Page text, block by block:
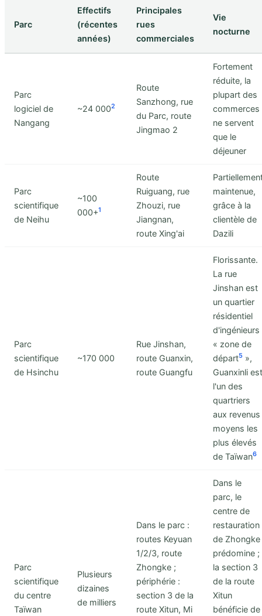
Parc
Effectifs
(récentes
années)
Principales
rues
commerciales
Vie
nocturne
Parc
logiciel de
Nangang
~24 0002
Route
Sanzhong, rue
du Parc, route
Jingmao 2
Fortement
réduite, la
plupart des
commerces
ne servent
que le
déjeuner
Parc
scientifique
de Neihu
~100
000+1
Route
Ruiguang, rue
Zhouzi, rue
Jiangnan,
route Xing'ai
maintenue,
grâce à la
clientèle de
Dazili
Parc
scientifique
de Hsinchu
~170 000
Rue Jinshan,
route Guanxin,
route Guangfu
Florissante.
La rue
Jinshan est
un quartier
résidentiel
d'ingénieurs
« zone de
départ5 »,
Guanxinli est
l'un des
quartriers
aux revenus
moyens les
plus élevés
de Taïwan6
Parc
scientifique
du centre
Taïwan
Plusieurs
dizaines
de milliers
Dans le parc :
routes Keyuan
1/2/3, route
Zhongke ;
périphérie :
section 3 de la
route Xitun, Mi
Dans le
parc, le
centre de
restauration
de Zhongke
prédomine ;
la section 3
de la route
Xitun
bénéficie de